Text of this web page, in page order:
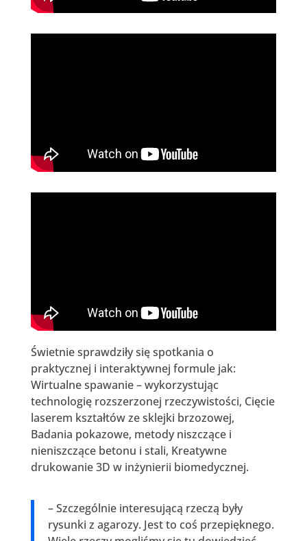
Świetnie sprawdziły się spotkania o
praktycznej i interaktywnej formule jak:
Wirtualne spawanie – wykorzystując
technologię rozszerzonej rzeczywistości, Cięcie
laserem kształtów ze sklejki brzozowej,
Badania pokazowe, metody niszczące i
nieniszczące betonu i stali, Kreatywne
drukowanie 3D w inżynierii biomedycznej.
– Szczególnie interesującą rzeczą były
rysunki z agarozy. Jest to coś przepięknego.